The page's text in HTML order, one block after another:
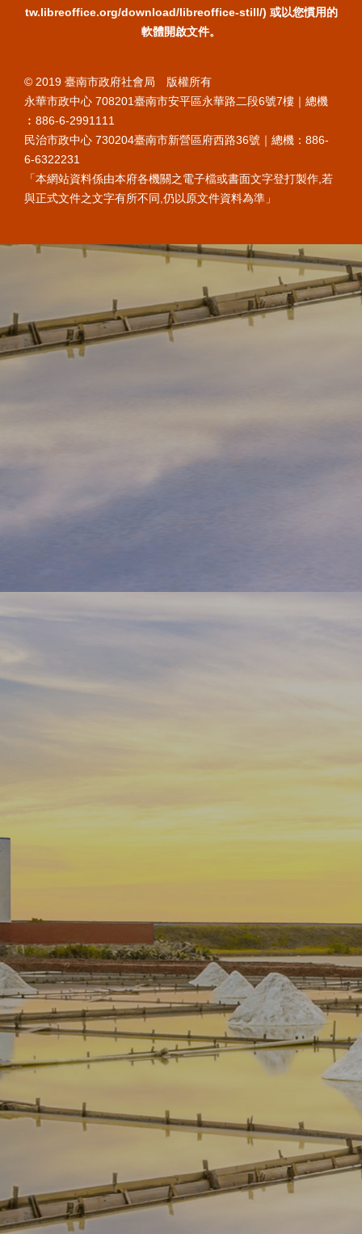
tw.libreoffice.org/download/libreoffice-still/) 或以您慣用的
軟體開啟文件。
© 2019 臺南市政府社會局 版權所有
永華市政中心 708201臺南市安平區永華路二段6號7樓｜總機
︰886-6-2991111
民治市政中心 730204臺南市新營區府西路36號｜總機：886-
6-6322231
「本網站資料係由本府各機關之電子檔或書面文字登打製作,若
與正式文件之文字有所不同,仍以原文件資料為準」